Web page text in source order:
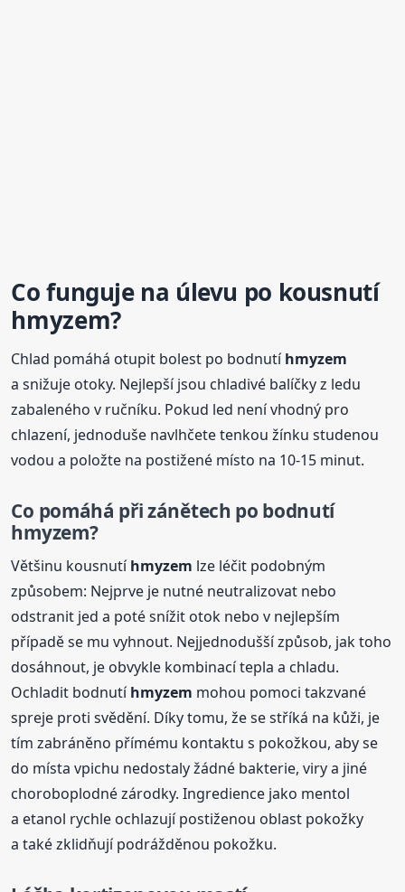
Co funguje na úlevu po kousnutí
hmyzem?
Chlad pomáhá otupit bolest po bodnutíhmyzem
a snižuje otoky. Nejlepší jsou chladivé balíčky z ledu
zabaleného v ručníku. Pokud led není vhodný pro
chlazení, jednoduše navlhčete tenkou žínku studenou
vodou a položte na postižené místo na 10-15 minut.
Co pomáhá při zánětech po bodnutí
hmyzem?
Většinu kousnutíhmyzem lze léčit podobným
způsobem: Nejprve je nutné neutralizovat nebo
odstranit jed a poté snížit otok nebo v nejlepším
případě se mu vyhnout. Nejjednodušší způsob, jak toho
dosáhnout, je obvykle kombinací tepla a chladu.
Ochladit bodnutíhmyzem mohou pomoci takzvané
spreje proti svědění. Díky tomu, že se stříká na kůži, je
tím zabráněno přímému kontaktu s pokožkou, aby se
do místa vpichu nedostaly žádné bakterie, viry a jiné
choroboplodné zárodky. Ingredience jako mentol
a etanol rychle ochlazují postiženou oblast pokožky
a také zklidňují podrážděnou pokožku.